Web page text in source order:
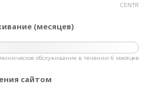
CENTR
(месяцев)
обслуживание в течении 6 месяцев
сайтом